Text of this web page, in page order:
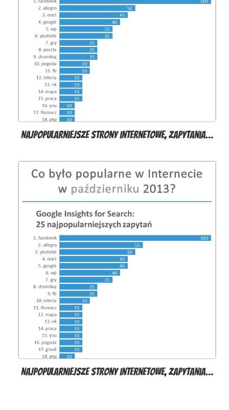
Najpopularniejsze strony internetowe, zapytania…
Najpopularniejsze strony internetowe, zapytania…